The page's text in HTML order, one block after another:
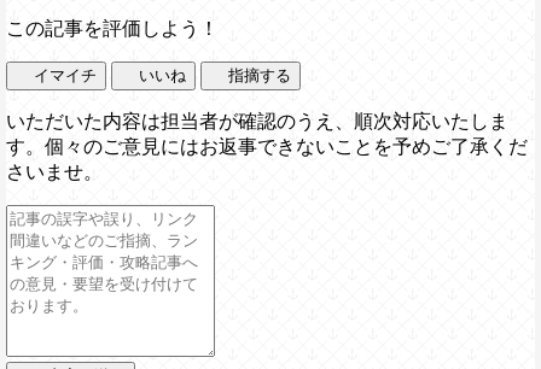
この記事を評価しよう！
イマイチ いいね 指摘する
いただいた内容は担当者が確認のうえ、順次対応いたしま
す。個々のご意見にはお返事できないことを予めご了承くだ
さいませ。